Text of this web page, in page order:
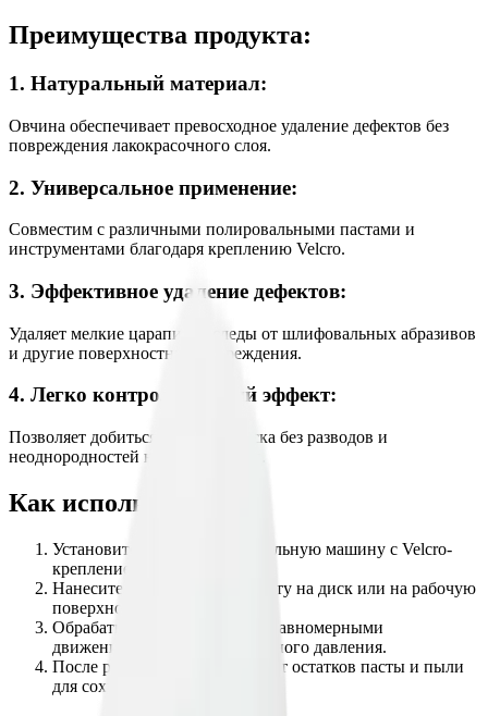
Преимущества продукта:
1. Натуральный материал:
Овчина обеспечивает превосходное удаление дефектов без
повреждения лакокрасочного слоя.
2. Универсальное применение:
Совместим с различными полировальными пастами и
инструментами благодаря креплению Velcro.
3. Эффективное удаление дефектов:
Удаляет мелкие царапины, следы от шлифовальных абразивов
и другие поверхностные повреждения.
4. Легко контролируемый эффект:
Позволяет добиться ровного блеска без разводов и
неоднородностей на поверхности.
Как использовать:
Установите диск на полировальную машину с Velcro-
креплением.
Нанесите полировальную пасту на диск или на рабочую
поверхность.
Обрабатывайте поверхность равномерными
движениями, избегая чрезмерного давления.
После работы очистите диск от остатков пасты и пыли
для сохранения его свойств.